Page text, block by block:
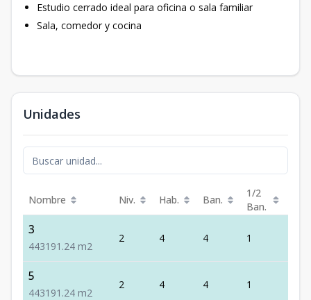
Estudio cerrado ideal para oficina o sala familiar
Sala, comedor y cocina
Unidades
Nombre Niv. Hab. Ban.
1/2
Ban.
3
443191.24 m2
2 4 4 1
5
443191.24 m2
2 4 4 1